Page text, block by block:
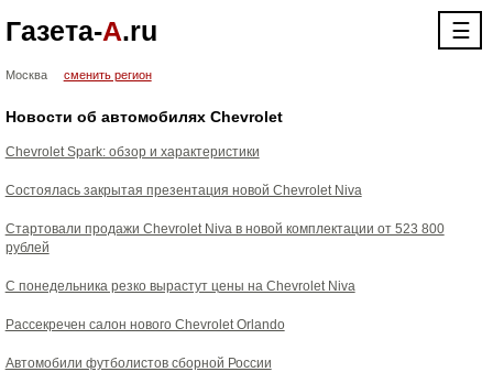
Газета-А.ru ☰
Москва сменить регион
Новости об автомобилях Chevrolet
Chevrolet Spark: обзор и характеристики
Состоялась закрытая презентация новой Chevrolet Niva
Стартовали продажи Chevrolet Niva в новой комплектации от 523 800
рублей
С понедельника резко вырастут цены на Chevrolet Niva
Рассекречен салон нового Chevrolet Orlando
Автомобили футболистов сборной России